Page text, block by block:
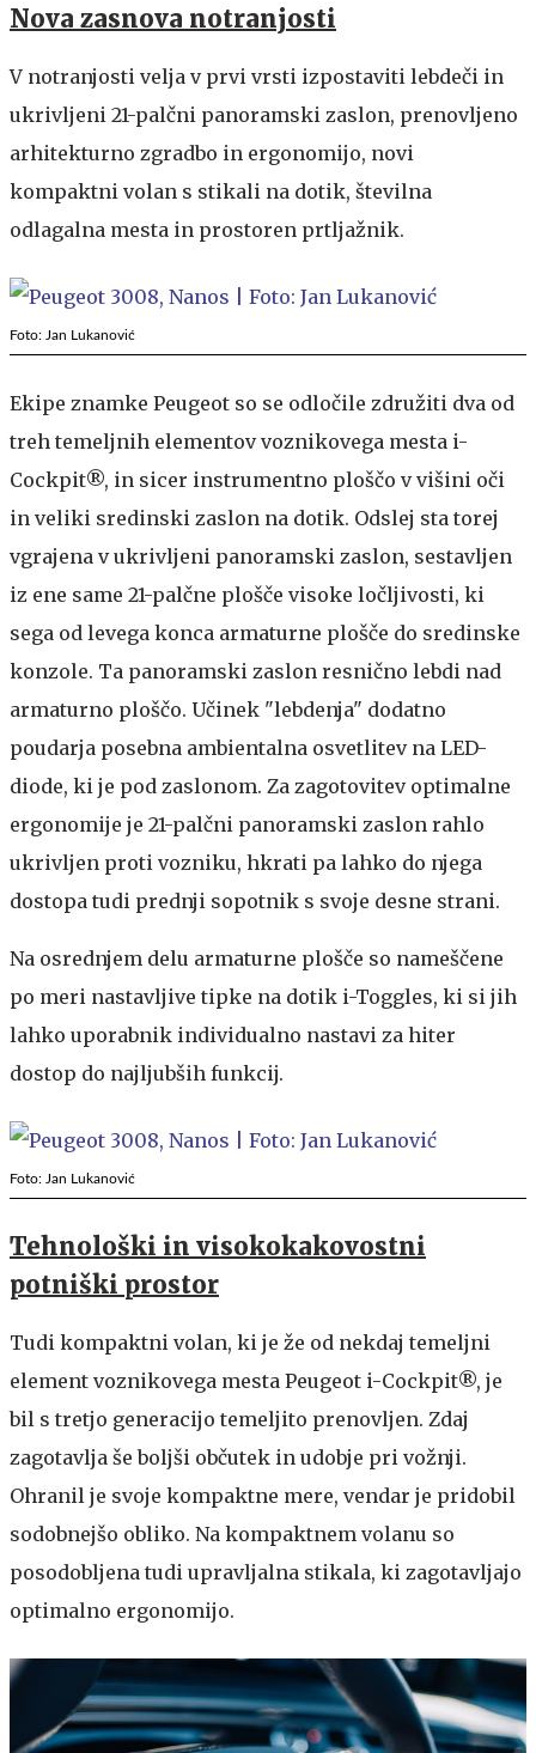
Nova zasnova notranjosti
V notranjosti velja v prvi vrsti izpostaviti lebdeči in
ukrivljeni 21-palčni panoramski zaslon, prenovljeno
arhitekturno zgradbo in ergonomijo, novi
kompaktni volan s stikali na dotik, številna
odlagalna mesta in prostoren prtljažnik.
Foto: Jan Lukanović
Ekipe znamke Peugeot so se odločile združiti dva od
treh temeljnih elementov voznikovega mesta i-
Cockpit®, in sicer instrumentno ploščo v višini oči
in veliki sredinski zaslon na dotik. Odslej sta torej
vgrajena v ukrivljeni panoramski zaslon, sestavljen
iz ene same 21-palčne plošče visoke ločljivosti, ki
sega od levega konca armaturne plošče do sredinske
konzole. Ta panoramski zaslon resnično lebdi nad
armaturno ploščo. Učinek "lebdenja" dodatno
poudarja posebna ambientalna osvetlitev na LED-
diode, ki je pod zaslonom. Za zagotovitev optimalne
ergonomije je 21-palčni panoramski zaslon rahlo
ukrivljen proti vozniku, hkrati pa lahko do njega
dostopa tudi prednji sopotnik s svoje desne strani.
Na osrednjem delu armaturne plošče so nameščene
po meri nastavljive tipke na dotik i-Toggles, ki si jih
lahko uporabnik individualno nastavi za hiter
dostop do najljubših funkcij.
Foto: Jan Lukanović
Tehnološki in visokokakovostni
potniški prostor
Tudi kompaktni volan, ki je že od nekdaj temeljni
element voznikovega mesta Peugeot i-Cockpit®, je
bil s tretjo generacijo temeljito prenovljen. Zdaj
zagotavlja še boljši občutek in udobje pri vožnji.
Ohranil je svoje kompaktne mere, vendar je pridobil
sodobnejšo obliko. Na kompaktnem volanu so
posodobljena tudi upravljalna stikala, ki zagotavljajo
optimalno ergonomijo.